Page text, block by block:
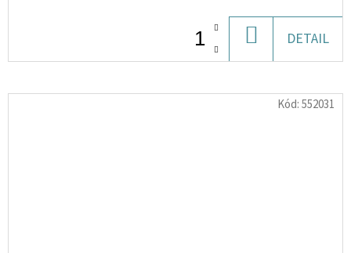
KOŠÍKU
DETAIL
Kód:552031